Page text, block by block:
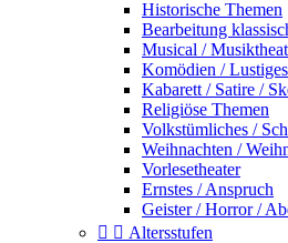
Historische Themen
Bearbeitung
Musical /
Komödien / Lustiges
Kabarett / Satire /
Religiöse Themen
Volkstümliches /
Weihnachten /
Vorlesetheater
Ernstes / Anspruch
Geister / Horror /
  Altersstufen